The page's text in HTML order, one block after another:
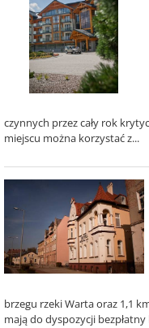
czynnych przez cały rok
miejscu można korzystać z...
brzegu rzeki Warta oraz 1,1
mają do dyspozycji